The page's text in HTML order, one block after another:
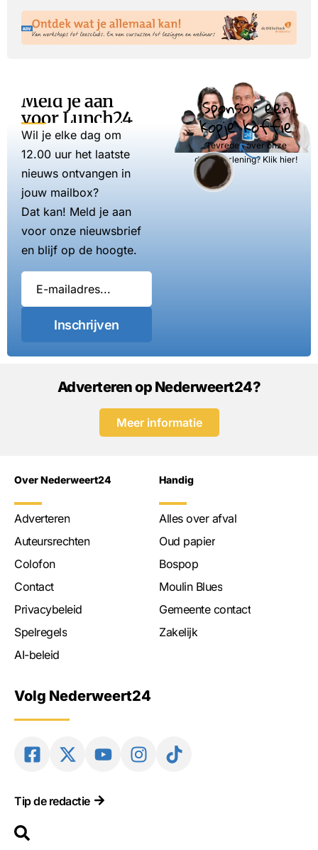
Meld je aan
voor Lunch24
Wil je elke dag om
12.00 uur het laatste
nieuws ontvangen in
jouw mailbox?
Dat kan! Meld je aan
voor onze nieuwsbrief
en blijf op de hoogte.
Inschrijven
Sponsor een
kopje koffie
Tevreden over onze
dienstverlening? Klik hier!
Adverteren op Nederweert24?
Meer informatie
Over Nederweert24
Adverteren
Auteursrechten
Colofon
Contact
Privacybeleid
Spelregels
AI-beleid
Handig
Alles over afval
Oud papier
Bospop
Moulin Blues
Gemeente contact
Zakelijk
Volg Nederweert24
Tip de redactie